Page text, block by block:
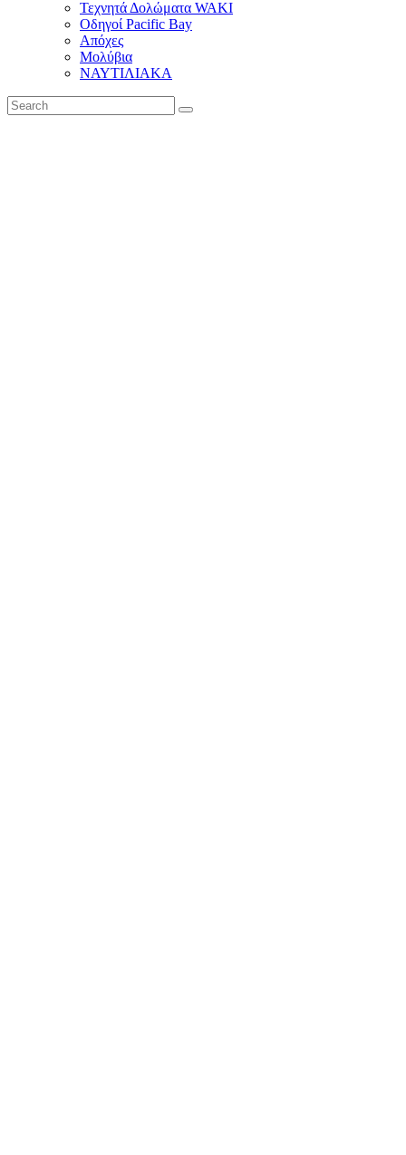
Τεχνητά Δολώματα WAKI
Οδηγοί Pacific Bay
Απόχες
Μολύβια
ΝΑΥΤΙΛΙΑΚΑ